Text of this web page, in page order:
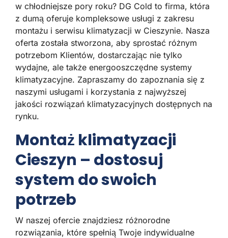
w chłodniejsze pory roku? DG Cold to firma, która
z dumą oferuje kompleksowe usługi z zakresu
montażu i serwisu klimatyzacji w Cieszynie. Nasza
oferta została stworzona, aby sprostać różnym
potrzebom Klientów, dostarczając nie tylko
wydajne, ale także energooszczędne systemy
klimatyzacyjne. Zapraszamy do zapoznania się z
naszymi usługami i korzystania z najwyższej
jakości rozwiązań klimatyzacyjnych dostępnych na
rynku.
Montaż klimatyzacji
Cieszyn – dostosuj
system do swoich
potrzeb
W naszej ofercie znajdziesz różnorodne
rozwiązania, które spełnią Twoje indywidualne